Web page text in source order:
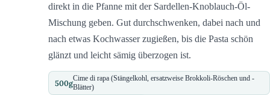
direkt in die Pfanne mit der Sardellen-Knoblauch-Öl-
Mischung geben. Gut durchschwenken, dabei nach und
nach etwas Kochwasser zugießen, bis die Pasta schön
glänzt und leicht sämig überzogen ist.
500gCime di rapa (Stängelkohl, ersatzweise Brokkoli-Röschen und -
Blätter)